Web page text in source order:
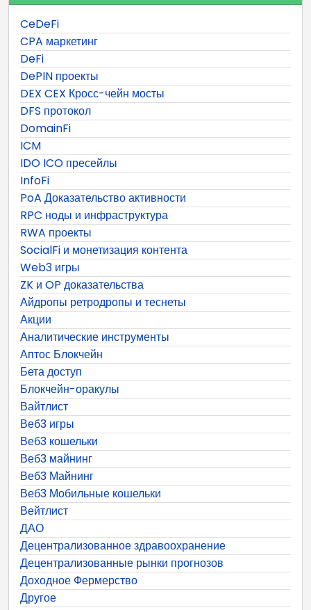
CeDeFi
CPA маркетинг
DeFi
DePIN проекты
DEX CEX Кросс-чейн мосты
DFS протокол
DomainFi
ICM
IDO ICO пресейлы
InfoFi
PoA Доказательство активности
RPC ноды и инфраструктура
RWA проекты
SocialFi и монетизация контента
Web3 игры
ZK и OP доказательства
Айдропы ретродропы и теснеты
Акции
Аналитические инструменты
Аптос Блокчейн
Бета доступ
Блокчейн-оракулы
Вайтлист
Веб3 игры
Веб3 кошельки
Веб3 майнинг
Веб3 Майнинг
Веб3 Мобильные кошельки
Вейтлист
ДАО
Децентрализованное здравоохранение
Децентрализованные рынки прогнозов
Доходное Фермерство
Другое